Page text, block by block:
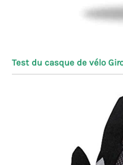
Test du casque de vélo